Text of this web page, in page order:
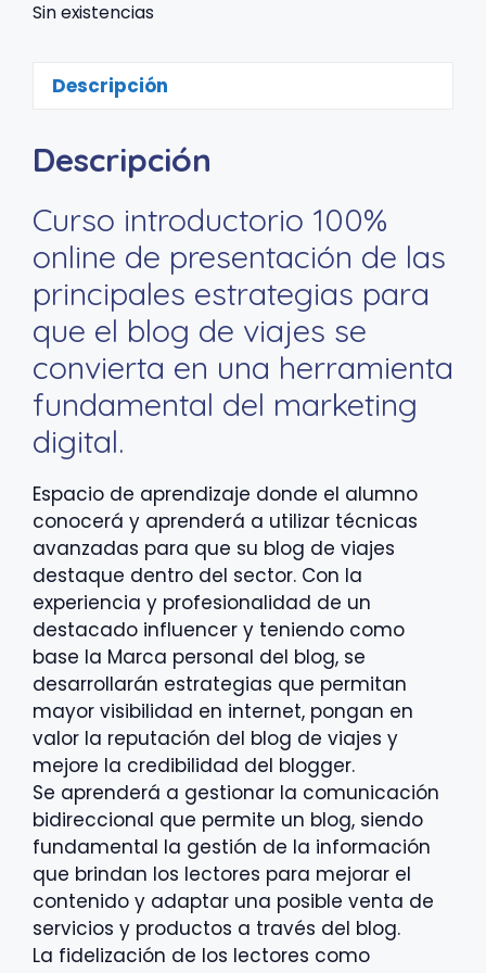
original
Sin existencias
Descripción
Descripción
Curso introductorio 100%
online de presentación de las
principales estrategias para
que el blog de viajes se
convierta en una herramienta
fundamental del marketing
digital.
Espacio de aprendizaje donde el alumno
conocerá y aprenderá a utilizar técnicas
avanzadas para que su blog de viajes
destaque dentro del sector. Con la
experiencia y profesionalidad de un
destacado influencer y teniendo como
base la Marca personal del blog, se
desarrollarán estrategias que permitan
mayor visibilidad en internet, pongan en
valor la reputación del blog de viajes y
mejore la credibilidad del blogger.
Se aprenderá a gestionar la comunicación
bidireccional que permite un blog, siendo
fundamental la gestión de la información
que brindan los lectores para mejorar el
contenido y adaptar una posible venta de
servicios y productos a través del blog.
La fidelización de los lectores como